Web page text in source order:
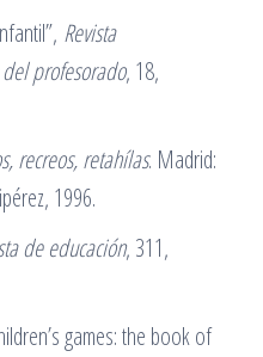
Revista
profesorado, 18,
recreos, retahílas. Madrid:
1996.
de educación, 311,
games: the book of